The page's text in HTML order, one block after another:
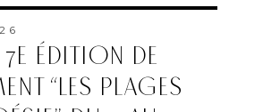
ÉDITION DE
“LES PLAGES